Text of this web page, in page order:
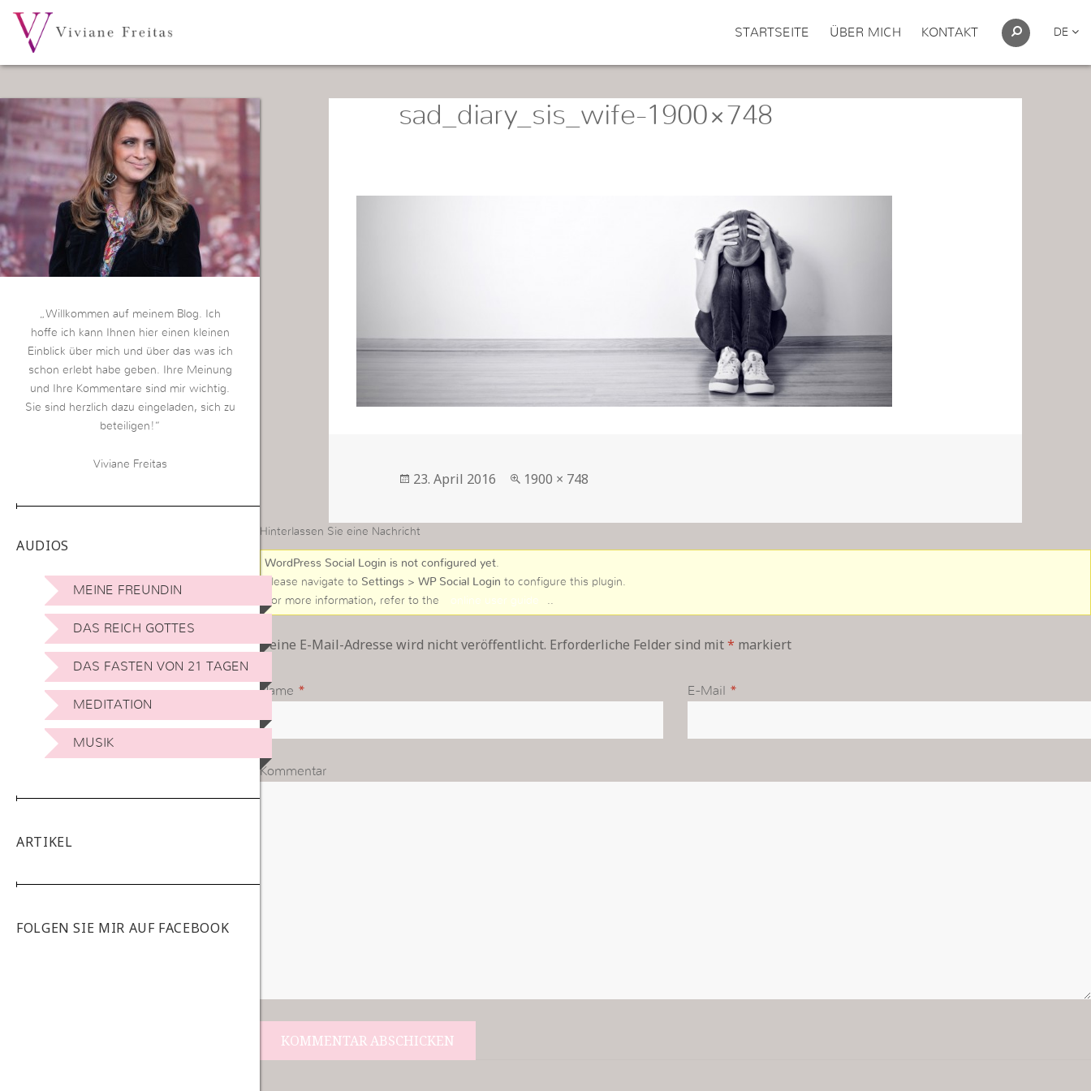
STARTSEITE ÜBER MICH KONTAKT DE
„Willkommen auf meinem Blog. Ich
hoffe ich kann Ihnen hier einen kleinen
Einblick über mich und über das was ich
schon erlebt habe geben. Ihre Meinung
und Ihre Kommentare sind mir wichtig.
Sie sind herzlich dazu eingeladen, sich zu
beteiligen!“
Viviane Freitas
AUDIOS
MEINE FREUNDIN
DAS REICH GOTTES
DAS FASTEN VON 21 TAGEN
MEDITATION
MUSIK
ARTIKEL
FOLGEN SIE MIR AUF FACEBOOK
sad_diary_sis_wife-1900×748
Veröffentlicht
23. April 2016
in
1900 × 748
Hinterlassen Sie eine Nachricht
WordPress Social Login is not configured yet.
Please navigate to Settings > WP Social Login to configure this plugin.
For more information, refer to the
online user guide ..
Deine E-Mail-Adresse wird nicht veröffentlicht. Erforderliche Felder sind mit* markiert
Name * E-Mail *
Kommentar